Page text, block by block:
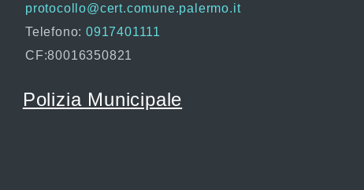
protocollo@cert.comune.palermo.it
Telefono: 0917401111
CF:80016350821
Polizia Municipale